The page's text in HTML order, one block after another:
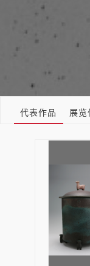
代表作品 展览